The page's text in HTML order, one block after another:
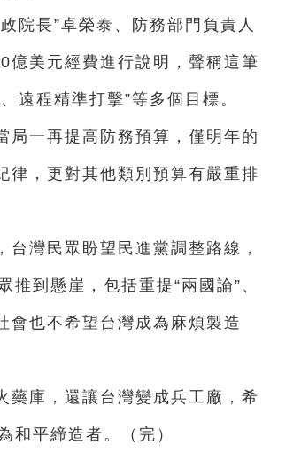
院長”卓榮泰、防務部門負責人
億美元經費進行說明，聲稱這筆
遠程精準打擊”等多個目標。
局一再提高防務預算，僅明年的
律，更對其他類別預算有嚴重排
灣民眾盼望民進黨調整路線，
到懸崖，包括重提“兩國論”、
會也不希望台灣成為麻煩製造
藥庫，還讓台灣變成兵工廠，希
和平締造者。（完）